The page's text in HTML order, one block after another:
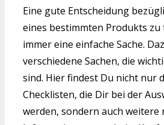
Eine gute Entscheidung
eines bestimmten Produkts
immer eine einfache Sache.
verschiedene Sachen, die
sind. Hier findest Du nicht nur
Checklisten, die Dir bei der
werden, sondern auch weitere